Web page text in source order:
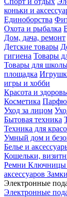
коньки и
Единоборства
Охота и рыбалка
Дом, дача, ремонт
Детские товары
гигиена Товары
Товары для
площадка
игры и хобби
Красота и
Косметика
Уход за лицом
Бытовая техника
Техника для
Умный дом и
Белье и
Кошельки,
Ремни Ключницы
аксессуаров
Электронные
Электронные